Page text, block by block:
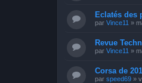
Eclatés des
par Vince11 »
Revue
par Vince11 »
Corsa de
par speed69 »